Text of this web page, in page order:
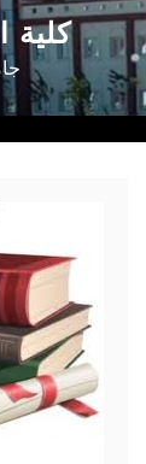
كلية